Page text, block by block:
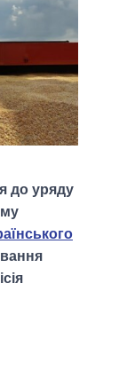
до уряду